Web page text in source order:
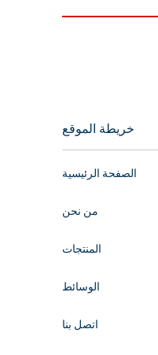
خريطة الموقع
الصفحة الرئيسية
من نحن
المنتجات
الوسائط
اتصل بنا